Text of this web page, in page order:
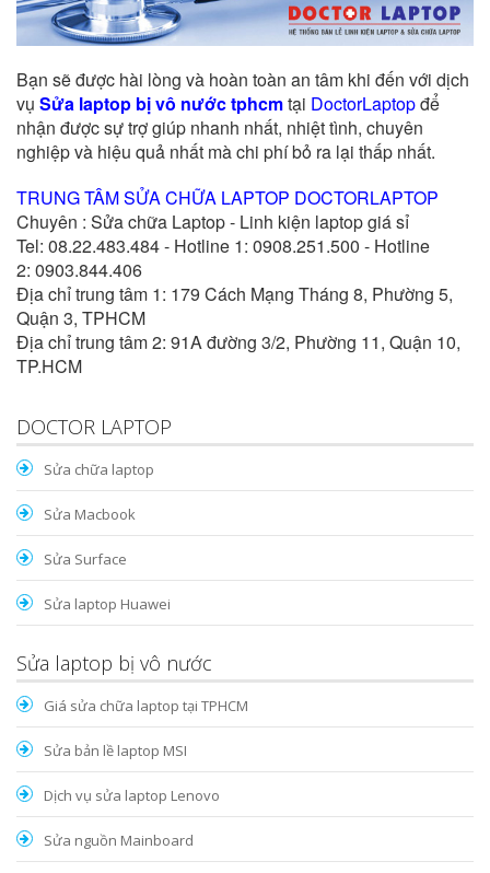
Bạn sẽ được hài lòng và hoàn toàn an tâm khi đến với dịch
vụ Sửa laptop bị vô nước tphcmtại DoctorLaptopđể
nhận được sự trợ giúp nhanh nhất, nhiệt tình, chuyên
nghiệp và hiệu quả nhất mà chi phí bỏ ra lại thấp nhất.
TRUNG TÂM SỬA CHỮA LAPTOP DOCTORLAPTOP
Chuyên : Sửa chữa Laptop - Linh kiện laptop giá sỉ
Tel: 08.22.483.484 - Hotline 1: 0908.251.500 - Hotline
2: 0903.844.406
Địa chỉ trung tâm 1: 179 Cách Mạng Tháng 8, Phường 5,
Quận 3, TPHCM
Địa chỉ trung tâm 2: 91A đường 3/2, Phường 11, Quận 10,
TP.HCM
DOCTOR LAPTOP
Sửa chữa laptop
Sửa Macbook
Sửa Surface
Sửa laptop Huawei
Sửa laptop bị vô nước
Giá sửa chữa laptop tại TPHCM
Sửa bản lề laptop MSI
Dịch vụ sửa laptop Lenovo
Sửa nguồn Mainboard